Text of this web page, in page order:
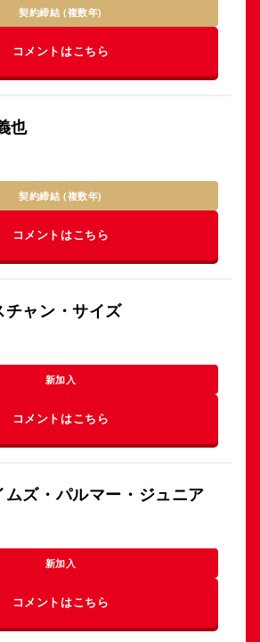
契約締結 (複数年)
コメントはこちら
也
契約締結 (複数年)
コメントはこちら
チャン・サイズ
新加入
コメントはこちら
ムズ・パルマー・ジュニア
新加入
コメントはこちら